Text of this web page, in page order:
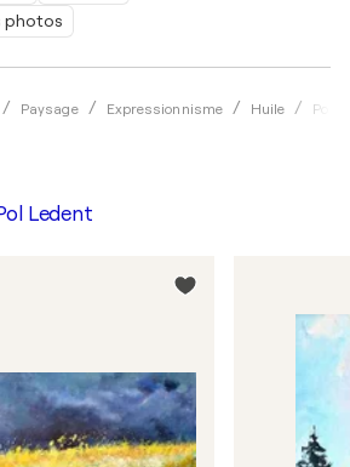
photos
Paysage Expressionnisme Huile Pol
Ledent